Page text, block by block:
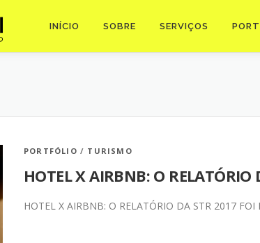
INÍCIO SOBRE SERVIÇOS
PORTFÓLIO / TURISMO
HOTEL X AIRBNB: O
HOTEL X AIRBNB: O RELATÓRIO DA STR 2017 FOI